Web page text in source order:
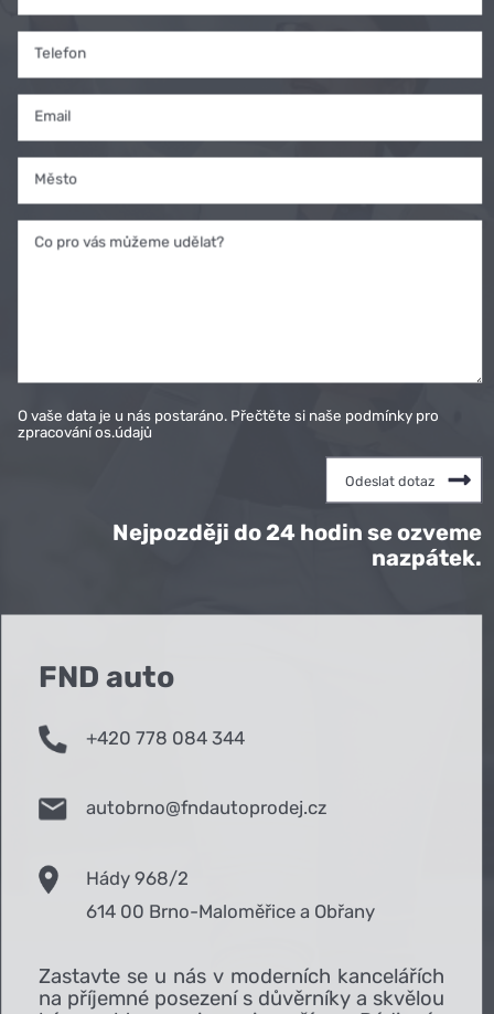
Telefon
Email
Město
Co pro vás můžeme udělat?
O vaše data je u nás postaráno. Přečtěte si naše podmínky pro
zpracování os.údajů
Nejpozději do 24 hodin se ozveme
nazpátek.
FND auto
+420 778 084 344
autobrno@fndautoprodej.cz
Hády 968/2
614 00 Brno-Maloměřice a Obřany
Zastavte se u nás v moderních kancelářích
na příjemné posezení s důvěrníky a skvělou